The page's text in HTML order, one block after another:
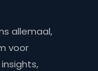
allemaal,
voor